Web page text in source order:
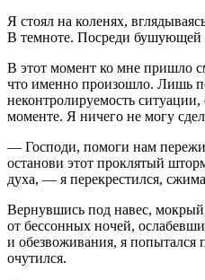
Я стоял на коленях,
В темноте. Посреди бушующей
В этот момент ко мне пришло
что именно произошло. Лишь
неконтролируемость ситуации,
моменте. Я ничего не могу
— Господи, помоги нам
останови этот проклятый
духа, — я перекрестился,
Вернувшись под навес,
от бессонных ночей,
и обезвоживания, я попытался
очутился.